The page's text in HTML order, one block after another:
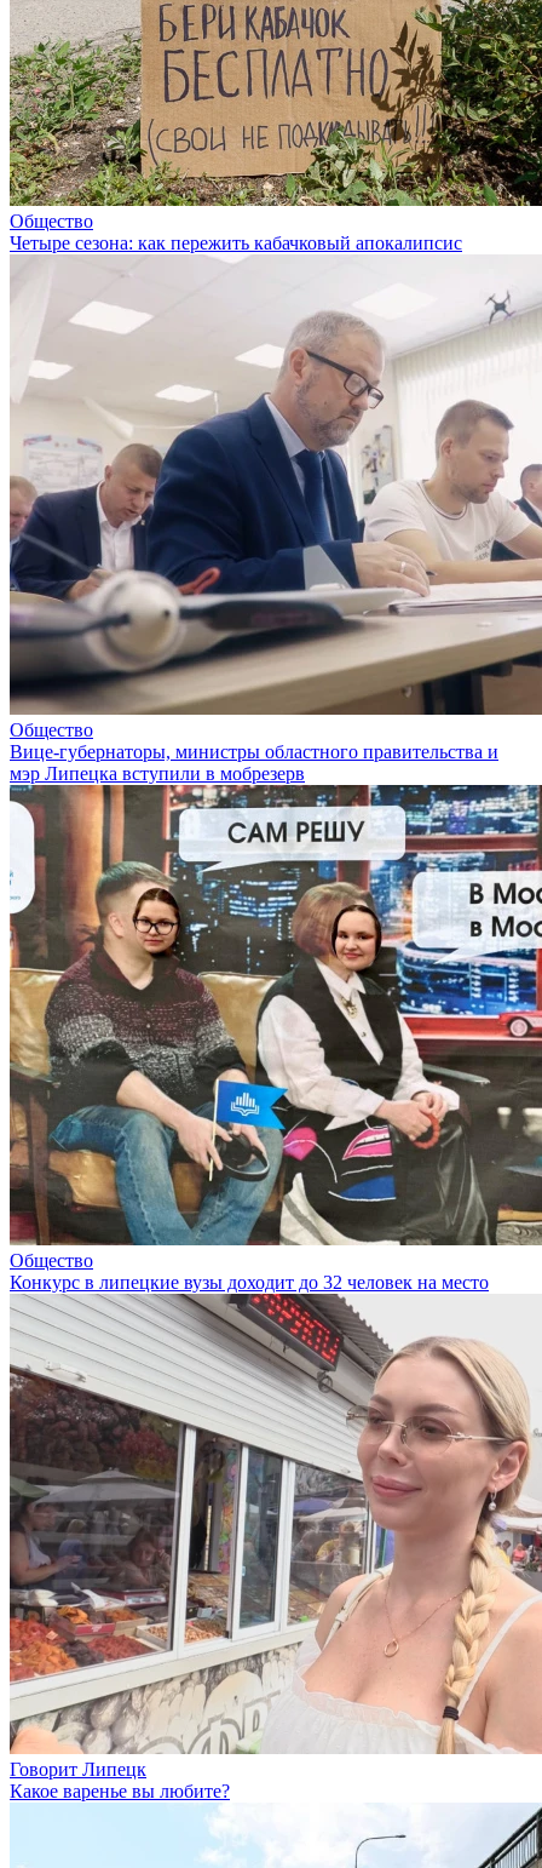
Общество
Четыре сезона: как пережить кабачковый апокалипсис
Общество
Вице-губернаторы, министры областного правительства и
мэр Липецка вступили в мобрезерв
Общество
Конкурс в липецкие вузы доходит до 32 человек на место
Говорит Липецк
Какое варенье вы любите?